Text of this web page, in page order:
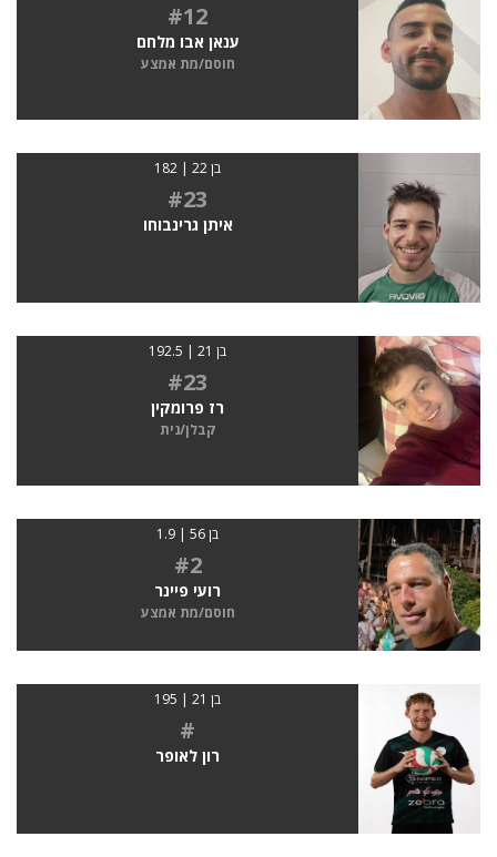
#12
ענאן אבו מלחם
חוסם/מת אמצע
בן 22 | 182
#23
איתן גרינבוחו
בן 21 | 192.5
#23
רז פרומקין
קבלן/נית
בן 56 | 1.9
#2
רועי פיינר
חוסם/מת אמצע
בן 21 | 195
#
רון לאופר